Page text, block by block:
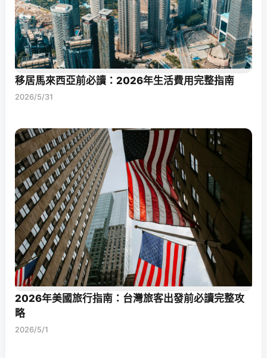
移居馬來西亞前必讀：2026年生活費用完整指南
2026/5/31
2026年美國旅行指南：台灣旅客出發前必讀完整攻
略
2026/5/1